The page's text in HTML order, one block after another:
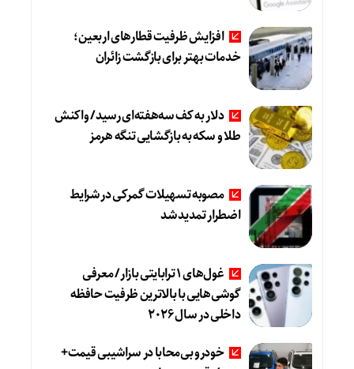
افزایش ظرفیت قطارهای اربعین؛
خدمات بهتر برای بازگشت زائران
دلار به کف سه‌هفته‌ای رسید/ واکنش
طلا و سکه به بازگشایی تنگه هرمز
مصوبه تسهیلات گمرکی در شرایط
اضطرار تمدید شد
غول‌های ۱ ترابایتی بازار/ معرفی
گوشی‌هایی با بالاترین ظرفیت حافظه
داخلی در سال ۲۰۲۶
خودرو بی‌محابا در سراشیبی قیمت+